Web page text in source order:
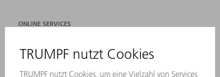
ONLINE SERVICES
STANDORTE
NEWSLETTER-ANMELDUNG